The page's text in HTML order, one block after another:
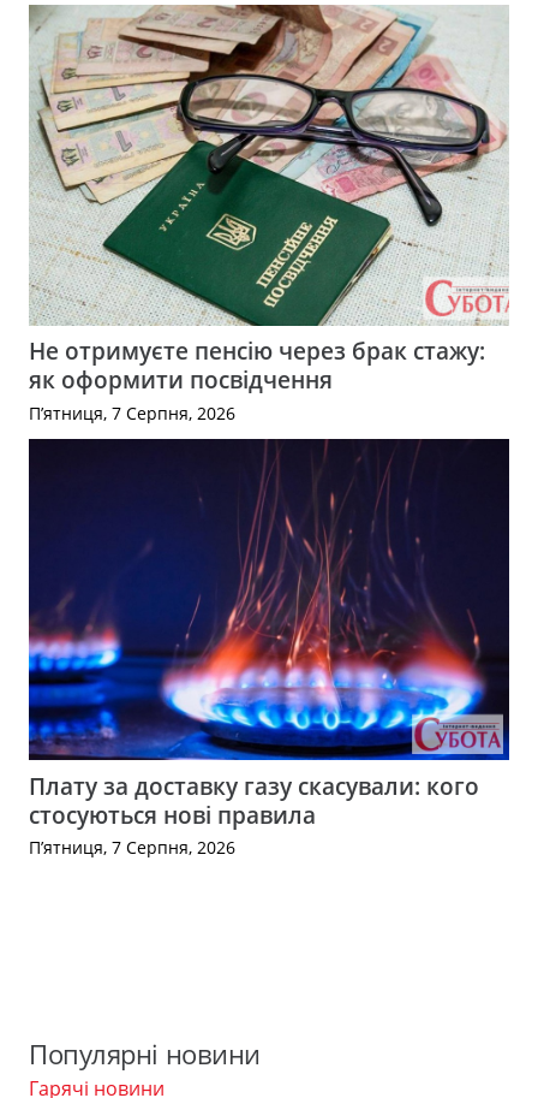
Не отримуєте пенсію через брак стажу:
як оформити посвідчення
П’ятниця, 7 Серпня, 2026
Плату за доставку газу скасували: кого
стосуються нові правила
П’ятниця, 7 Серпня, 2026
Популярні новини
Гарячі новини